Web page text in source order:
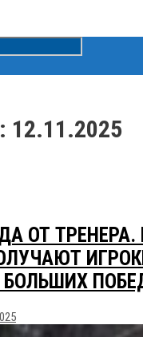
12.11.2025
ОТ ТРЕНЕРА.
БОЛЬШИХ